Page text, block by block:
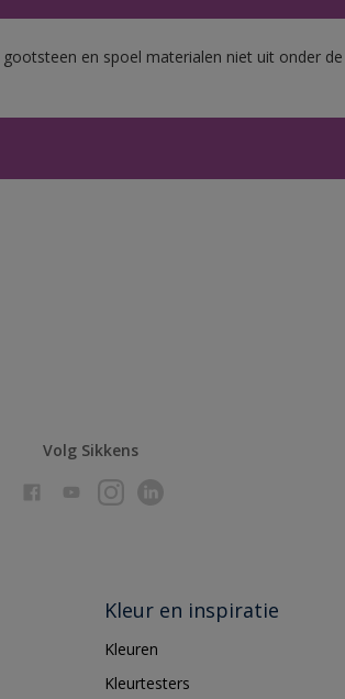
en spoel materialen niet uit onder de
Volg Sikkens
Kleur en inspiratie
Kleuren
Kleurtesters